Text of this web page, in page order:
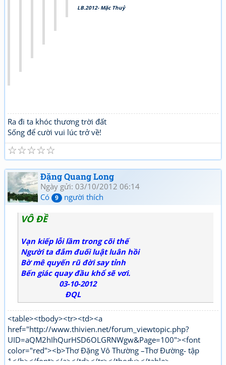
LB.2012- Mặc Thuỷ
Ra đi ta khóc thương trời đất
Sống để cười vui lúc trở về!
☆
☆
☆
☆
☆
Đặng Quang Long
Ngày gửi: 03/10/2012 06:14
Có
9 người thích
VÔ ĐỀ
Vạn kiếp lỗi lầm trong cõi thế
Người ta đắm đuối luật luân hồi
Bờ mê quyến rũ đời say tỉnh
Bến giác quay đầu khổ sẽ vơi.
03-10-2012
ĐQL
<table><tbody><tr><td><a
href="http://www.thivien.net/forum_viewtopic.php?
UID=aQM2hIhQurHSD6OLGRNWgw&Page=100"><font
color="red"><b>Thơ Đặng Vô Thường –Thơ Đường- tập
1</b></font></a></td></tr></tbody></table>